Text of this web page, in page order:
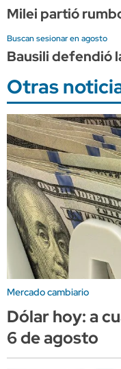
Milei partió
Buscan sesionar en agosto
Bausili defendió
Otras
Mercado cambiario
Dólar hoy: a
6 de agosto